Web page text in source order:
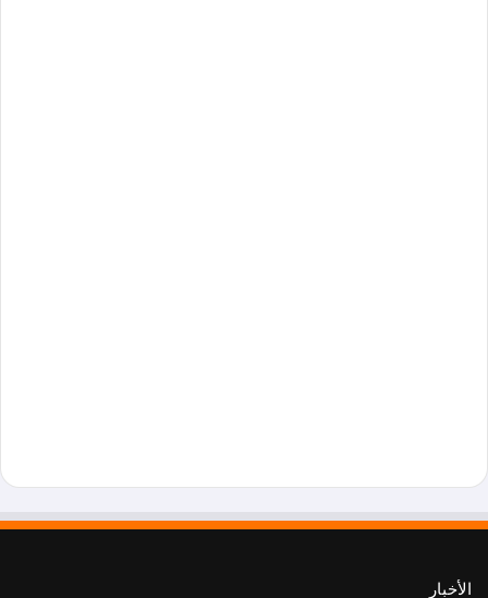
الأخبار